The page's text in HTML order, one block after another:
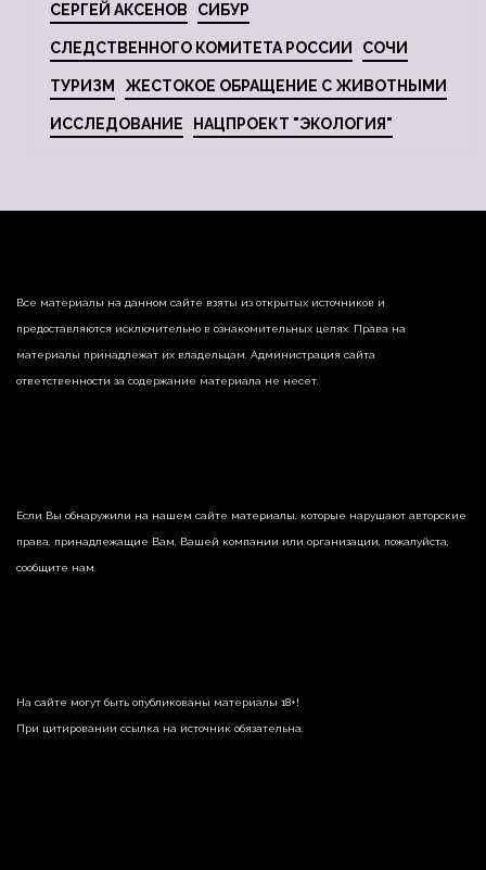
СЕРГЕЙ АКСЕНОВ СИБУР
СЛЕДСТВЕННОГО КОМИТЕТА РОССИИ СОЧИ
ТУРИЗМ ЖЕСТОКОЕ ОБРАЩЕНИЕ С ЖИВОТНЫМИ
ИССЛЕДОВАНИЕ НАЦПРОЕКТ "ЭКОЛОГИЯ"
Все материалы на данном сайте взяты из открытых источников и
предоставляются исключительно в ознакомительных целях. Права на
материалы принадлежат их владельцам. Администрация сайта
ответственности за содержание материала не несет.
Если Вы обнаружили на нашем сайте материалы, которые нарушают авторские
права, принадлежащие Вам, Вашей компании или организации, пожалуйста,
сообщите нам.
На сайте могут быть опубликованы материалы 18+!
При цитировании ссылка на источник обязательна.